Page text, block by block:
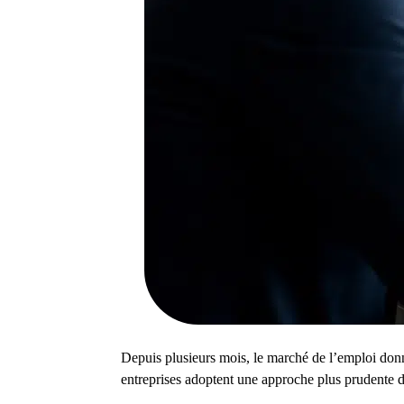
Depuis plusieurs mois, le marché de l’emploi
entreprises adoptent une approche plus prudente